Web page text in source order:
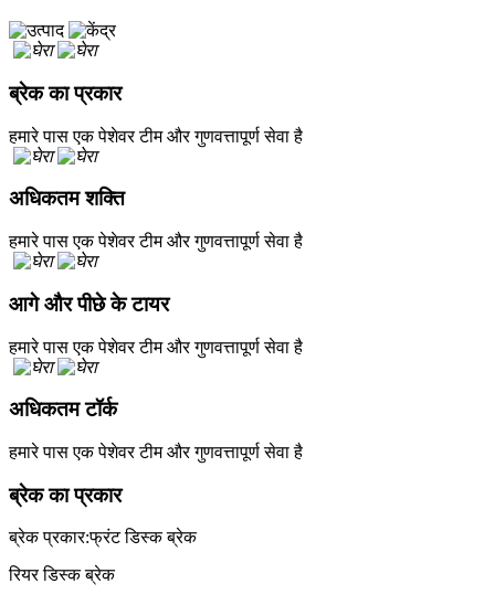
ब्रेक का प्रकार
हमारे पास एक पेशेवर टीम और गुणवत्तापूर्ण सेवा है
अधिकतम शक्ति
हमारे पास एक पेशेवर टीम और गुणवत्तापूर्ण सेवा है
आगे और पीछे के टायर
हमारे पास एक पेशेवर टीम और गुणवत्तापूर्ण सेवा है
अधिकतम टॉर्क
हमारे पास एक पेशेवर टीम और गुणवत्तापूर्ण सेवा है
ब्रेक का प्रकार
ब्रेक प्रकार:फ्रंट डिस्क ब्रेक
रियर डिस्क ब्रेक